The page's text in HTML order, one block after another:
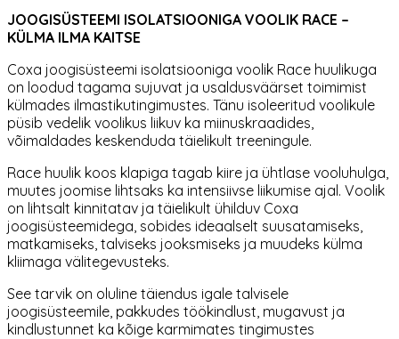
JOOGISÜSTEEMI ISOLATSIOONIGA VOOLIK RACE –
KÜLMA ILMA KAITSE
Coxa joogisüsteemi isolatsiooniga voolik Race huulikuga
on loodud tagama sujuvat ja usaldusväärset toimimist
külmades ilmastikutingimustes. Tänu isoleeritud voolikule
püsib vedelik voolikus liikuv ka miinuskraadides,
võimaldades keskenduda täielikult treeningule.
Race huulik koos klapiga tagab kiire ja ühtlase vooluhulga,
muutes joomise lihtsaks ka intensiivse liikumise ajal. Voolik
on lihtsalt kinnitatav ja täielikult ühilduv Coxa
joogisüsteemidega, sobides ideaalselt suusatamiseks,
matkamiseks, talviseks jooksmiseks ja muudeks külma
kliimaga välitegevusteks.
See tarvik on oluline täiendus igale talvisele
joogisüsteemile, pakkudes töökindlust, mugavust ja
kindlustunnet ka kõige karmimates tingimustes